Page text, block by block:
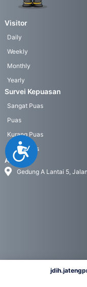
Accessibility
Visitor
Daily
Weekly
Monthly
Yearly
Survei Kepuasan
Sangat Puas
Puas
Kurang Puas
Tidak Puas
Address
Gedung A Lantai 5,